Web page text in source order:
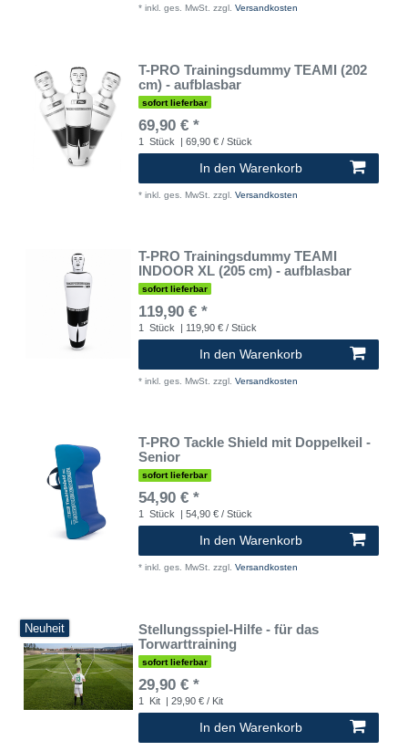
* inkl. ges. MwSt. zzgl. Versandkosten
T-PRO Trainingsdummy TEAMI (202
cm) - aufblasbar
sofort lieferbar
69,90 € *
1 Stück | 69,90 € / Stück
In den Warenkorb
* inkl. ges. MwSt. zzgl. Versandkosten
T-PRO Trainingsdummy TEAMI
INDOOR XL (205 cm) - aufblasbar
sofort lieferbar
119,90 € *
1 Stück | 119,90 € / Stück
In den Warenkorb
* inkl. ges. MwSt. zzgl. Versandkosten
T-PRO Tackle Shield mit Doppelkeil -
Senior
sofort lieferbar
54,90 € *
1 Stück | 54,90 € / Stück
In den Warenkorb
* inkl. ges. MwSt. zzgl. Versandkosten
Neuheit
Stellungsspiel-Hilfe - für das
Torwarttraining
sofort lieferbar
29,90 € *
1 Kit | 29,90 € / Kit
In den Warenkorb